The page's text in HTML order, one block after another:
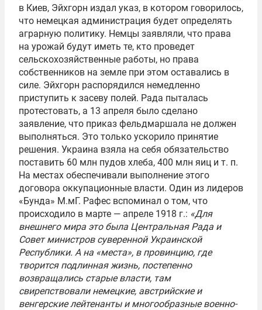
в Киев, Эйхгорн издал указ, в котором говорилось,
что немецкая администрация будет определять
аграрную политику. Немцы заявляли, что права
на урожай будут иметь те, кто проведет
сельскохозяйственные работы, но права
собственников на земле при этом оставались в
силе. Эйхгорн распорядился немедленно
приступить к засеву полей. Рада пыталась
протестовать, а 13 апреля было сделано
заявление, что приказ фельдмаршала не должен
выполняться. Это только ускорило принятие
решения. Украина взяла на себя обязательство
поставить 60 млн пудов хлеба, 400 млн яиц и т. п.
На местах обеспечивали выполнение этого
договора оккупационные власти. Один из лидеров
«Бунда» М.мГ. Рафес вспоминал о том, что
происходило в марте — апреле 1918 г.: «Для
внешнего мира это была Центральная Рада и
Совет министров суверенной Украинской
Республики. А на «места», в провинцию, где
творится подлинная жизнь, постепенно
возвращались старые власти, там
свирепствовали немецкие, австрийские и
венгерские лейтенанты и многообразные военно-